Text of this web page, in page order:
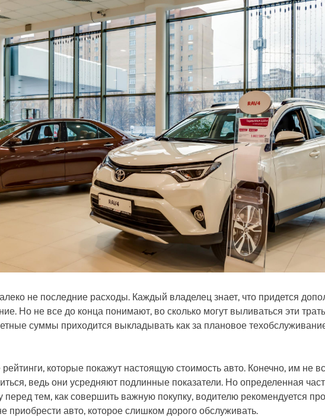
не последние расходы. Каждый владелец знает, что придется
Но не все до конца понимают, во сколько могут выливаться эти
суммы приходится выкладывать как за плановое
которые покажут настоящую стоимость авто. Конечно, им не
ведь они усредняют подлинные показатели. Но определенная
перед тем, как совершить важную покупку, водителю рекомендуется
приобрести авто, которое слишком дорого обслуживать.